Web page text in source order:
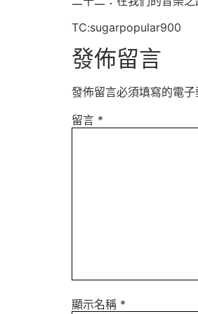
TC:sugarpopular900
發佈留言
發佈留言必須填寫的電子
留言 *
顯示名稱 *